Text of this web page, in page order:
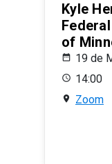
Kyle
of
19 de
14:00
Zoom